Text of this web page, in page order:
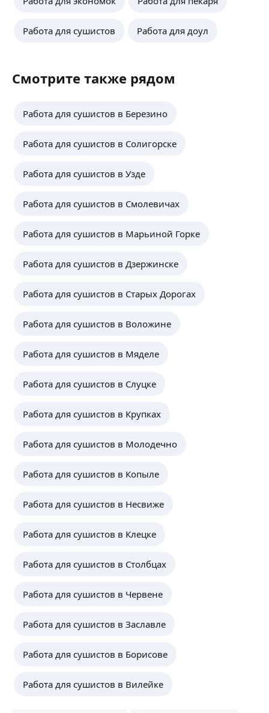
Работа для сушистов Работа для доул
Смотрите также рядом
Работа для сушистов в Березино
Работа для сушистов в Солигорске
Работа для сушистов в Узде
Работа для сушистов в Смолевичах
Работа для сушистов в Марьиной Горке
Работа для сушистов в Дзержинске
Работа для сушистов в Старых Дорогах
Работа для сушистов в Воложине
Работа для сушистов в Мяделе
Работа для сушистов в Слуцке
Работа для сушистов в Крупках
Работа для сушистов в Молодечно
Работа для сушистов в Копыле
Работа для сушистов в Несвиже
Работа для сушистов в Клецке
Работа для сушистов в Столбцах
Работа для сушистов в Червене
Работа для сушистов в Заславле
Работа для сушистов в Борисове
Работа для сушистов в Вилейке